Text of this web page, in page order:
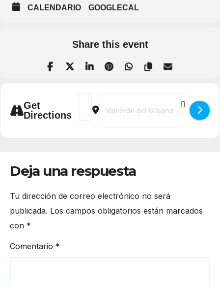
CALENDARIO GOOGLECAL
Share this event
Get
Directions
Address - Fiestas en Honor a Nuestra
Destination Address - Fiestas en
Deja una respuesta
Tu dirección de correo electrónico no será
publicada. Los campos obligatorios están marcados
con *
Comentario *